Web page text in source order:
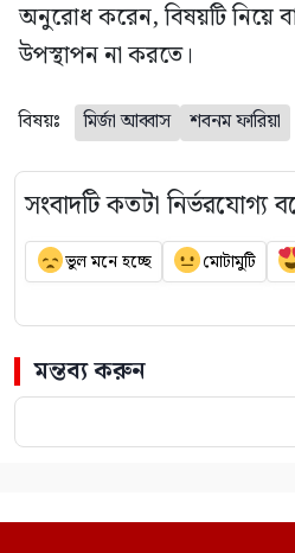
অনুরোধ করেন, বিষয়টি নিয়ে
উপস্থাপন না করতে।
বিষয়ঃ মির্জা আব্বাস শবনম ফারিয়া
সংবাদটি কতটা নির্ভরযোগ্য
ভুল মনে হচ্ছে মোটামুটি
মন্তব্য করুন